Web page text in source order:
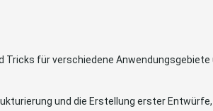
Tricks für verschiedene Anwendungsgebiete
und die Erstellung erster